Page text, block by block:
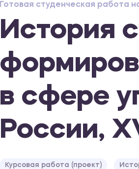
Готовая студенческая работа
История
в сфере
России,
Курсовая работа (проект)